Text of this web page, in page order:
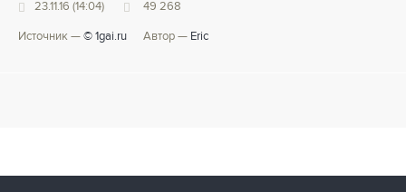
23.11.16 (14:04) 49 268
Источник — © 1gai.ru Автор — Eric